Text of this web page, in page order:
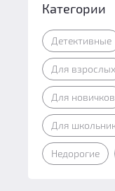
Категории
Детективные
Для взрослых
Для новичков
Для
Недорогие